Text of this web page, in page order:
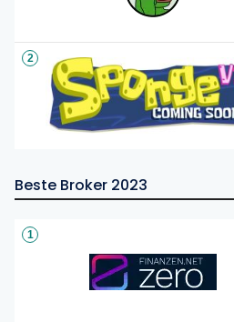
2
Beste Broker 2023
1